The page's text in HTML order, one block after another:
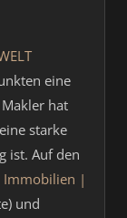
eine
hat
starke
ist. Auf den
Immobilien |
und